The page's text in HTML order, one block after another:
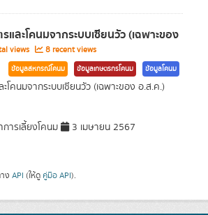
ละโคนมจากระบบเซียนวัว (เฉพาะของ
views 8 recent views
ข้อมูลสหกรณ์โคนม ข้อมูลเกษตรกรโคนม ข้อมูลโคนม
โคนมจากระบบเซียนวัว (เฉพาะของ อ.ส.ค.)
ารเลี้ยงโคนม 3 เมษายน 2567
ง API (ให้ดู คู่มือ API).